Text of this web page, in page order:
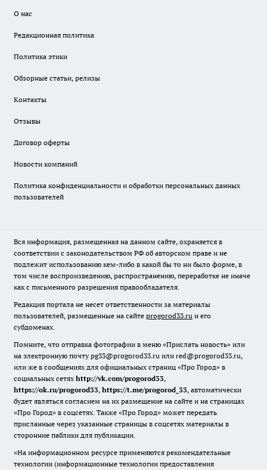
О нас
Редакционная политика
Политика этики
Обзорные статьи, релизы
Контакты
Отзывы
Договор оферты
Новости компаний
Политика конфиденциальности и обработки персональных данных
пользователей
Вся информация, размещенная на данном сайте, охраняется в
соответствии с законодательством РФ об авторском праве и не
подлежит использованию кем-либо в какой бы то ни было форме, в
том числе воспроизведению, распространению, переработке не иначе
как с письменного разрешения правообладателя.
Редакция портала не несет ответственности за материалы
пользователей, размещенные на сайте progorod33.ru и его
субдоменах.
Помните, что отправка фотографии в меню «Прислать новость» или
на электронную почту pg33@progorod33.ru или red@progorod33.ru,
или же в сообщениях для официальных страниц «Про Город» в
социальных сетях http://vk.com/progorod33,
https://ok.ru/progorod33, https://t.me/progorod_33, автоматически
будет являться согласием на их размещение на сайте и на страницах
«Про Город» в соцсетях. Также «Про Город» может передать
присланные через указанные страницы в соцсетях материалы в
сторонние паблики для публикации.
«На информационном ресурсе применяются рекомендательные
технологии (информационные технологии предоставления